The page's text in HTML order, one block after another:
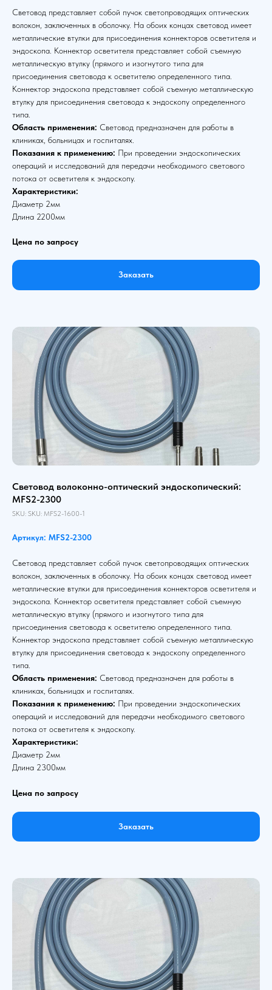
Световод представляет собой пучок светопроводящих оптических
волокон, заключенных в оболочку. На обоих концах световод имеет
металлические втулки для присоединения коннекторов осветителя и
эндоскопа. Коннектор осветителя представляет собой съемную
металлическую втулку (прямого и изогнутого типа для
присоединения световода к осветителю определенного типа.
Коннектор эндоскопа представляет собой съемную металлическую
втулку для присоединения световода к эндоскопу определенного
типа.
Область применения: Световод предназначен для работы в
клиниках, больницах и госпиталях.
Показания к применению: При проведении эндоскопических
операций и исследований для передачи необходимого светового
потока от осветителя к эндоскопу.
Характеристики:
Диаметр 2мм
Длина 2200мм
Цена по запросу
Заказать
Световод волоконно-оптический эндоскопический:
MFS2-2300
SKU: SKU: MFS2-1600-1
Артикул: MFS2-2300
Световод представляет собой пучок светопроводящих оптических
волокон, заключенных в оболочку. На обоих концах световод имеет
металлические втулки для присоединения коннекторов осветителя и
эндоскопа. Коннектор осветителя представляет собой съемную
металлическую втулку (прямого и изогнутого типа для
присоединения световода к осветителю определенного типа.
Коннектор эндоскопа представляет собой съемную металлическую
втулку для присоединения световода к эндоскопу определенного
типа.
Область применения: Световод предназначен для работы в
клиниках, больницах и госпиталях.
Показания к применению: При проведении эндоскопических
операций и исследований для передачи необходимого светового
потока от осветителя к эндоскопу.
Характеристики:
Диаметр 2мм
Длина 2300мм
Цена по запросу
Заказать